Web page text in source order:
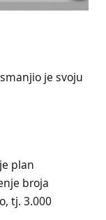
je svoju
plan
broja
tj. 3.000